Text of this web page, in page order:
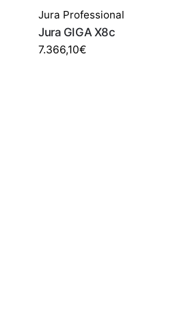
Jura Professional
Jura GIGA X8c
7.366,10€